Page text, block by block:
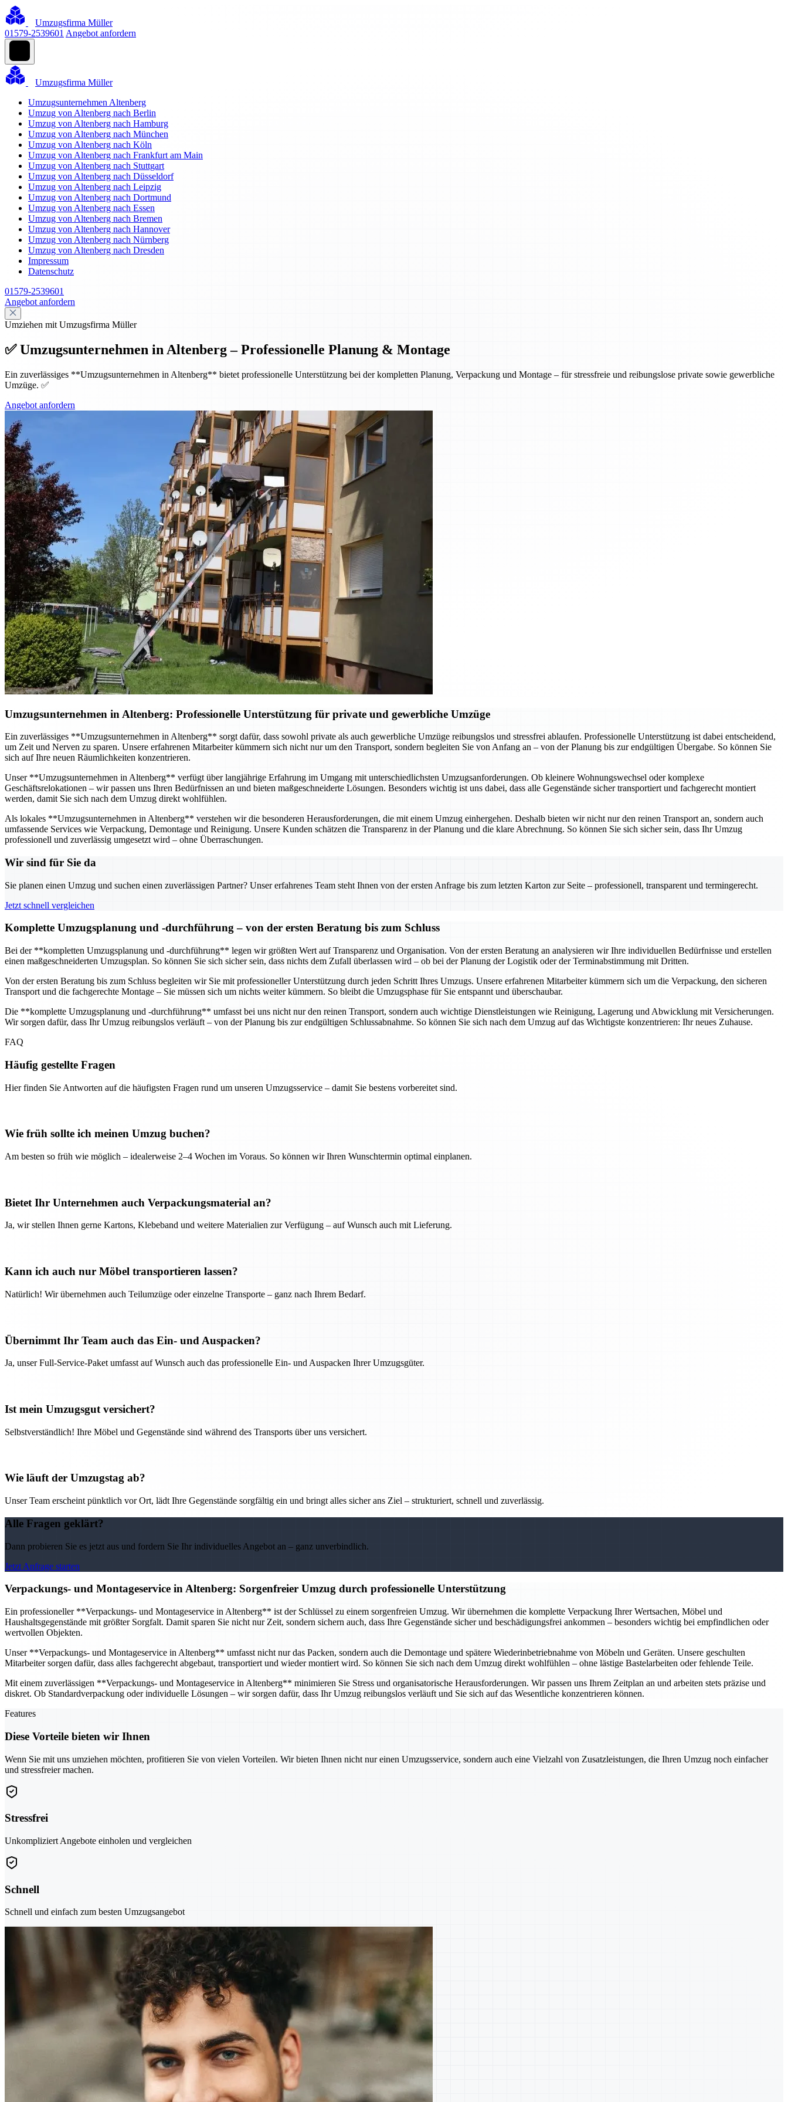
Umzugsfirma Müller
01579-2539601 Angebot anfordern
Umzugsfirma Müller
Umzugsunternehmen Altenberg
Umzug von Altenberg nach Berlin
Umzug von Altenberg nach Hamburg
Umzug von Altenberg nach München
Umzug von Altenberg nach Köln
Umzug von Altenberg nach Frankfurt am Main
Umzug von Altenberg nach Stuttgart
Umzug von Altenberg nach Düsseldorf
Umzug von Altenberg nach Leipzig
Umzug von Altenberg nach Dortmund
Umzug von Altenberg nach Essen
Umzug von Altenberg nach Bremen
Umzug von Altenberg nach Hannover
Umzug von Altenberg nach Nürnberg
Umzug von Altenberg nach Dresden
Impressum
Datenschutz
01579-2539601
Angebot anfordern
Umziehen mit Umzugsfirma Müller
✅ Umzugsunternehmen in Altenberg – Professionelle Planung & Montage
Ein zuverlässiges **Umzugsunternehmen in Altenberg** bietet professionelle Unterstützung bei der kompletten Planung, Verpackung und Montage – für stressfreie und reibungslose private sowie gewerbliche
Umzüge. ✅
Angebot anfordern
Umzugsunternehmen in Altenberg: Professionelle Unterstützung für private und gewerbliche Umzüge
Ein zuverlässiges **Umzugsunternehmen in Altenberg** sorgt dafür, dass sowohl private als auch gewerbliche Umzüge reibungslos und stressfrei ablaufen. Professionelle Unterstützung ist dabei entscheidend,
um Zeit und Nerven zu sparen. Unsere erfahrenen Mitarbeiter kümmern sich nicht nur um den Transport, sondern begleiten Sie von Anfang an – von der Planung bis zur endgültigen Übergabe. So können Sie
sich auf Ihre neuen Räumlichkeiten konzentrieren.
Unser **Umzugsunternehmen in Altenberg** verfügt über langjährige Erfahrung im Umgang mit unterschiedlichsten Umzugsanforderungen. Ob kleinere Wohnungswechsel oder komplexe
Geschäftsrelokationen – wir passen uns Ihren Bedürfnissen an und bieten maßgeschneiderte Lösungen. Besonders wichtig ist uns dabei, dass alle Gegenstände sicher transportiert und fachgerecht montiert
werden, damit Sie sich nach dem Umzug direkt wohlfühlen.
Als lokales **Umzugsunternehmen in Altenberg** verstehen wir die besonderen Herausforderungen, die mit einem Umzug einhergehen. Deshalb bieten wir nicht nur den reinen Transport an, sondern auch
umfassende Services wie Verpackung, Demontage und Reinigung. Unsere Kunden schätzen die Transparenz in der Planung und die klare Abrechnung. So können Sie sich sicher sein, dass Ihr Umzug
professionell und zuverlässig umgesetzt wird – ohne Überraschungen.
Wir sind für Sie da
Sie planen einen Umzug und suchen einen zuverlässigen Partner? Unser erfahrenes Team steht Ihnen von der ersten Anfrage bis zum letzten Karton zur Seite – professionell, transparent und termingerecht.
Jetzt schnell vergleichen
Komplette Umzugsplanung und -durchführung – von der ersten Beratung bis zum Schluss
Bei der **kompletten Umzugsplanung und -durchführung** legen wir größten Wert auf Transparenz und Organisation. Von der ersten Beratung an analysieren wir Ihre individuellen Bedürfnisse und erstellen
einen maßgeschneiderten Umzugsplan. So können Sie sich sicher sein, dass nichts dem Zufall überlassen wird – ob bei der Planung der Logistik oder der Terminabstimmung mit Dritten.
Von der ersten Beratung bis zum Schluss begleiten wir Sie mit professioneller Unterstützung durch jeden Schritt Ihres Umzugs. Unsere erfahrenen Mitarbeiter kümmern sich um die Verpackung, den sicheren
Transport und die fachgerechte Montage – Sie müssen sich um nichts weiter kümmern. So bleibt die Umzugsphase für Sie entspannt und überschaubar.
Die **komplette Umzugsplanung und -durchführung** umfasst bei uns nicht nur den reinen Transport, sondern auch wichtige Dienstleistungen wie Reinigung, Lagerung und Abwicklung mit Versicherungen.
Wir sorgen dafür, dass Ihr Umzug reibungslos verläuft – von der Planung bis zur endgültigen Schlussabnahme. So können Sie sich nach dem Umzug auf das Wichtigste konzentrieren: Ihr neues Zuhause.
FAQ
Häufig gestellte Fragen
Hier finden Sie Antworten auf die häufigsten Fragen rund um unseren Umzugsservice – damit Sie bestens vorbereitet sind.
Wie früh sollte ich meinen Umzug buchen?
Am besten so früh wie möglich – idealerweise 2–4 Wochen im Voraus. So können wir Ihren Wunschtermin optimal einplanen.
Bietet Ihr Unternehmen auch Verpackungsmaterial an?
Ja, wir stellen Ihnen gerne Kartons, Klebeband und weitere Materialien zur Verfügung – auf Wunsch auch mit Lieferung.
Kann ich auch nur Möbel transportieren lassen?
Natürlich! Wir übernehmen auch Teilumzüge oder einzelne Transporte – ganz nach Ihrem Bedarf.
Übernimmt Ihr Team auch das Ein- und Auspacken?
Ja, unser Full-Service-Paket umfasst auf Wunsch auch das professionelle Ein- und Auspacken Ihrer Umzugsgüter.
Ist mein Umzugsgut versichert?
Selbstverständlich! Ihre Möbel und Gegenstände sind während des Transports über uns versichert.
Wie läuft der Umzugstag ab?
Unser Team erscheint pünktlich vor Ort, lädt Ihre Gegenstände sorgfältig ein und bringt alles sicher ans Ziel – strukturiert, schnell und zuverlässig.
Alle Fragen geklärt?
Dann probieren Sie es jetzt aus und fordern Sie Ihr individuelles Angebot an – ganz unverbindlich.
Jetzt Anfrage starten
Verpackungs- und Montageservice in Altenberg: Sorgenfreier Umzug durch professionelle Unterstützung
Ein professioneller **Verpackungs- und Montageservice in Altenberg** ist der Schlüssel zu einem sorgenfreien Umzug. Wir übernehmen die komplette Verpackung Ihrer Wertsachen, Möbel und
Haushaltsgegenstände mit größter Sorgfalt. Damit sparen Sie nicht nur Zeit, sondern sichern auch, dass Ihre Gegenstände sicher und beschädigungsfrei ankommen – besonders wichtig bei empfindlichen oder
wertvollen Objekten.
Unser **Verpackungs- und Montageservice in Altenberg** umfasst nicht nur das Packen, sondern auch die Demontage und spätere Wiederinbetriebnahme von Möbeln und Geräten. Unsere geschulten
Mitarbeiter sorgen dafür, dass alles fachgerecht abgebaut, transportiert und wieder montiert wird. So können Sie sich nach dem Umzug direkt wohlfühlen – ohne lästige Bastelarbeiten oder fehlende Teile.
Mit einem zuverlässigen **Verpackungs- und Montageservice in Altenberg** minimieren Sie Stress und organisatorische Herausforderungen. Wir passen uns Ihrem Zeitplan an und arbeiten stets präzise und
diskret. Ob Standardverpackung oder individuelle Lösungen – wir sorgen dafür, dass Ihr Umzug reibungslos verläuft und Sie sich auf das Wesentliche konzentrieren können.
Features
Diese Vorteile bieten wir Ihnen
Wenn Sie mit uns umziehen möchten, profitieren Sie von vielen Vorteilen. Wir bieten Ihnen nicht nur einen Umzugsservice, sondern auch eine Vielzahl von Zusatzleistungen, die Ihren Umzug noch einfacher
und stressfreier machen.
Stressfrei
Unkompliziert Angebote einholen und vergleichen
Schnell
Schnell und einfach zum besten Umzugsangebot